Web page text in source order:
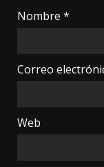
Nombre *
Correo
Web